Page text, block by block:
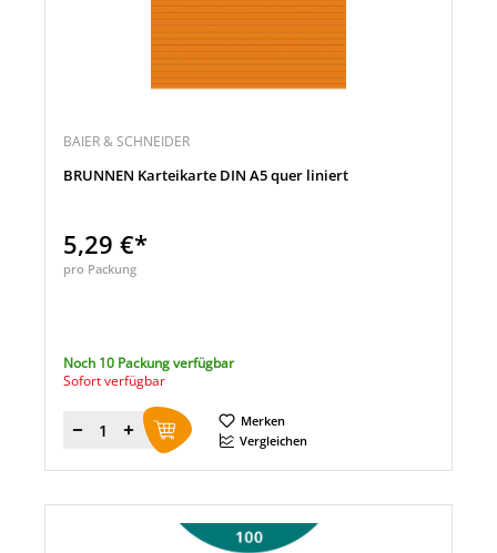
BAIER & SCHNEIDER
BRUNNEN Karteikarte DIN A5 quer liniert
5,29 €*
pro Packung
Noch 10 Packung verfügbar
Sofort verfügbar
Menge
Merken
Vergleichen